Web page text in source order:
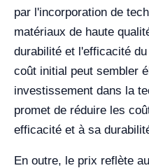
par l'incorporation de
matériaux de haute
durabilité et l'efficacité
coût initial peut sembler
investissement dans la
promet de réduire les
efficacité et à sa
En outre, le prix reflète